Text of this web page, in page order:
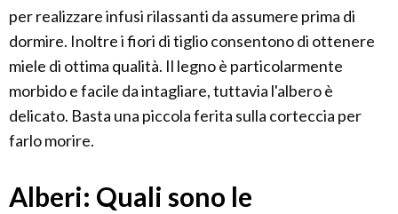
per realizzare infusi rilassanti da assumere prima di
dormire. Inoltre i fiori di tiglio consentono di ottenere
miele di ottima qualità. Il legno è particolarmente
morbido e facile da intagliare, tuttavia l'albero è
delicato. Basta una piccola ferita sulla corteccia per
farlo morire.
Alberi: Quali sono le